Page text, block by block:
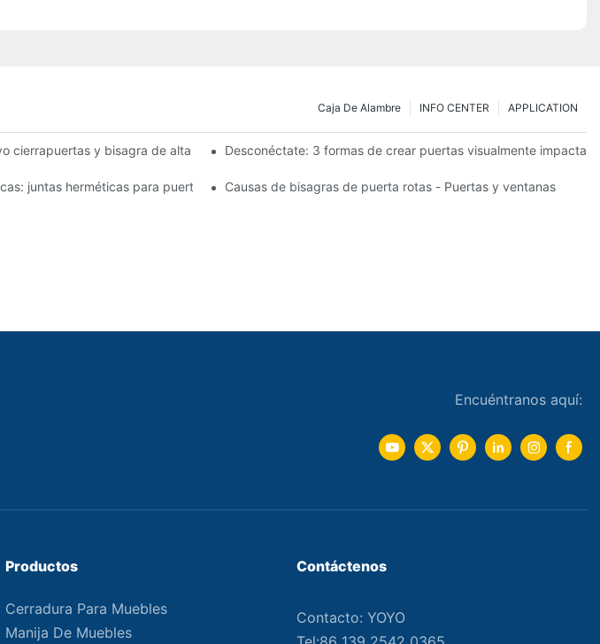
APPLICATION
INFO CENTER
Caja De Alambre
cierrapuertas y bisagra de alta resistencia: el TB950 Magnum.Desconéctate: 3 formas de crear puertas visualmente
juntas herméticas para puertas de garaje elevadas.Causas de bisagras de puerta rotas - Puertas y ventanas
Encuéntranos aquí:
Productos
Cerradura Para Muebles
Manija De Muebles
Contáctenos
Contacto: YOYO